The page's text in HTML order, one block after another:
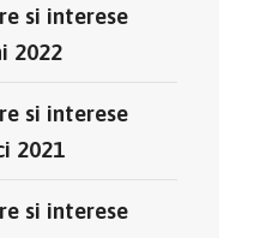
si interese
2022
si interese
2021
si interese